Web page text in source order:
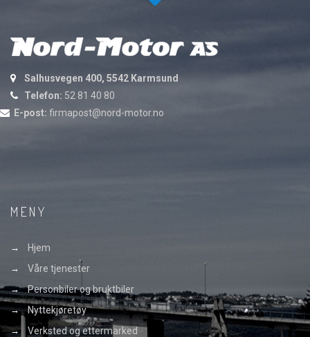
Salhusvegen 400, 5542 Karmsund
Telefon: 52 81 40 80
E-post: firmapost@nord-motor.no
MENY
Hjem
Våre tjenester
Personbiler og bruktbiler
Nyttekjøretøy
Verksted og ettermarked